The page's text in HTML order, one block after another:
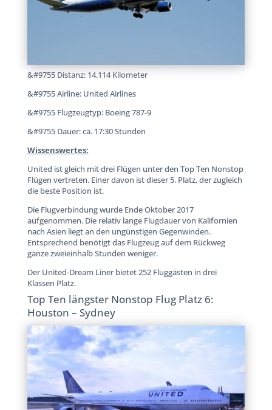
&#9755 Distanz: 14.114 Kilometer
&#9755 Airline: United Airlines
&#9755 Flugzeugtyp: Boeing 787-9
&#9755 Dauer: ca. 17:30 Stunden
Wissenswertes:
United ist gleich mit drei Flügen unter den Top Ten Nonstop
Flügen vertreten. Einer davon ist dieser 5. Platz, der zugleich
die beste Position ist.
Die Flugverbindung wurde Ende Oktober 2017
aufgenommen. Die relativ lange Flugdauer von Kalifornien
nach Asien liegt an den ungünstigen Gegenwinden.
Entsprechend benötigt das Flugzeug auf dem Rückweg
ganze zweieinhalb Stunden weniger.
Der United-Dream Liner bietet 252 Fluggästen in drei
Klassen Platz.
Top Ten längster Nonstop Flug Platz 6:
Houston – Sydney